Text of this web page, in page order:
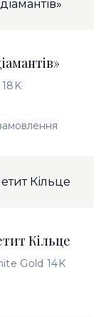
Кільце
Gold 14K